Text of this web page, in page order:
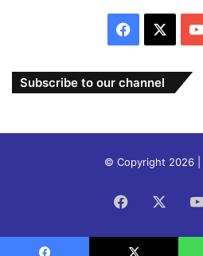
Facebook
Subscribe to our channel
© Copyright 2026 |
Facebook